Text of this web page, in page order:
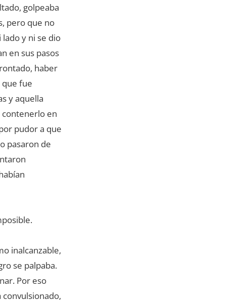
golpeaba
pero que no
y ni se dio
en sus pasos
haber
que fue
y aquella
contenerlo en
pudor a que
pasaron de
inalcanzable,
se palpaba.
Por eso
convulsionado,